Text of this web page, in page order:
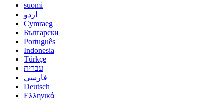
suomi
اردو
Cymraeg
Български
Português
Indonesia
Türkçe
עברית
فارسی
Deutsch
Ελληνικά